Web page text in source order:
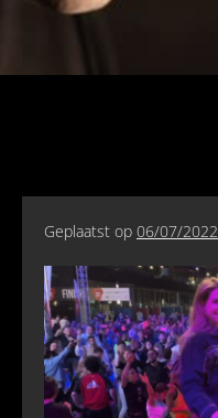
Geplaatst op 06/07/2022